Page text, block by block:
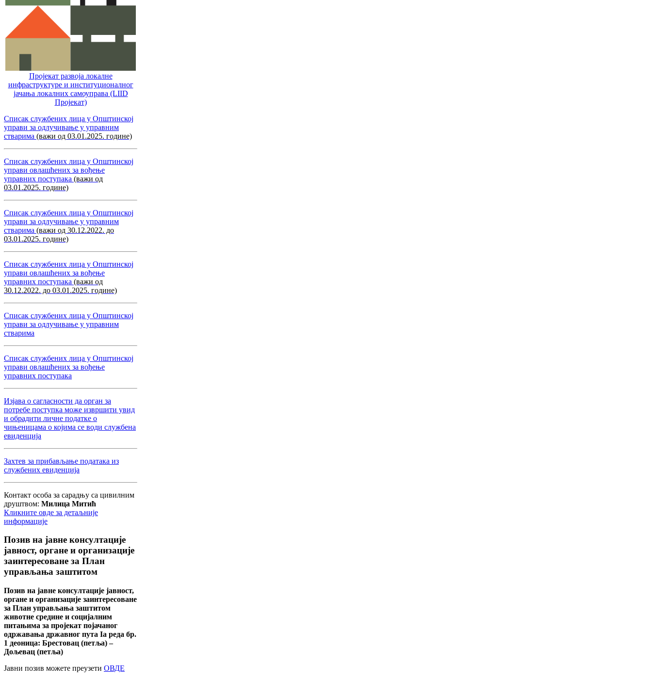
Пројекат развоја локалне
инфраструктуре и институционалног
јачања локалних самоуправa (LIID
Пројекат)
Списак службених лица у Општинској
управи за одлучивање у управним
стварима (важи од 03.01.2025. године)
Списак службених лица у Општинској
управи овлашћених за вођење
управних поступака (важи од
03.01.2025. године)
Списак службених лица у Општинској
управи за одлучивање у управним
стварима (важи од 30.12.2022. до
03.01.2025. године)
Списак службених лица у Општинској
управи овлашћених за вођење
управних поступака (важи од
30.12.2022. до 03.01.2025. године)
Списак службених лица у Општинској
управи за одлучивање у управним
стварима
Списак службених лица у Општинској
управи овлашћених за вођење
управних поступака
Изјава о сагласности да орган за
потребе поступка може извршити увид
и обрадити личне податке о
чињеницама о којима се води службена
евиденција
Захтев за прибављање података из
службених евиденција
Контакт особа за сарадњу са цивилним
друштвом: Милица Митић
Кликните овде за детаљније
информације
Позив на јавне консултације
јавност, органе и организације
заинтересоване за План
управљања заштитом
Позив на јавне консултације јавност,
органе и организације заинтересоване
за План управљања заштитом
животне средине и социјалним
питањима за пројекат појачаног
одржавања државног пута Ia реда бр.
1 деоница: Брестовац (петља) –
Дољевац (петља)
Јавни позив можете преузети ОВДЕ